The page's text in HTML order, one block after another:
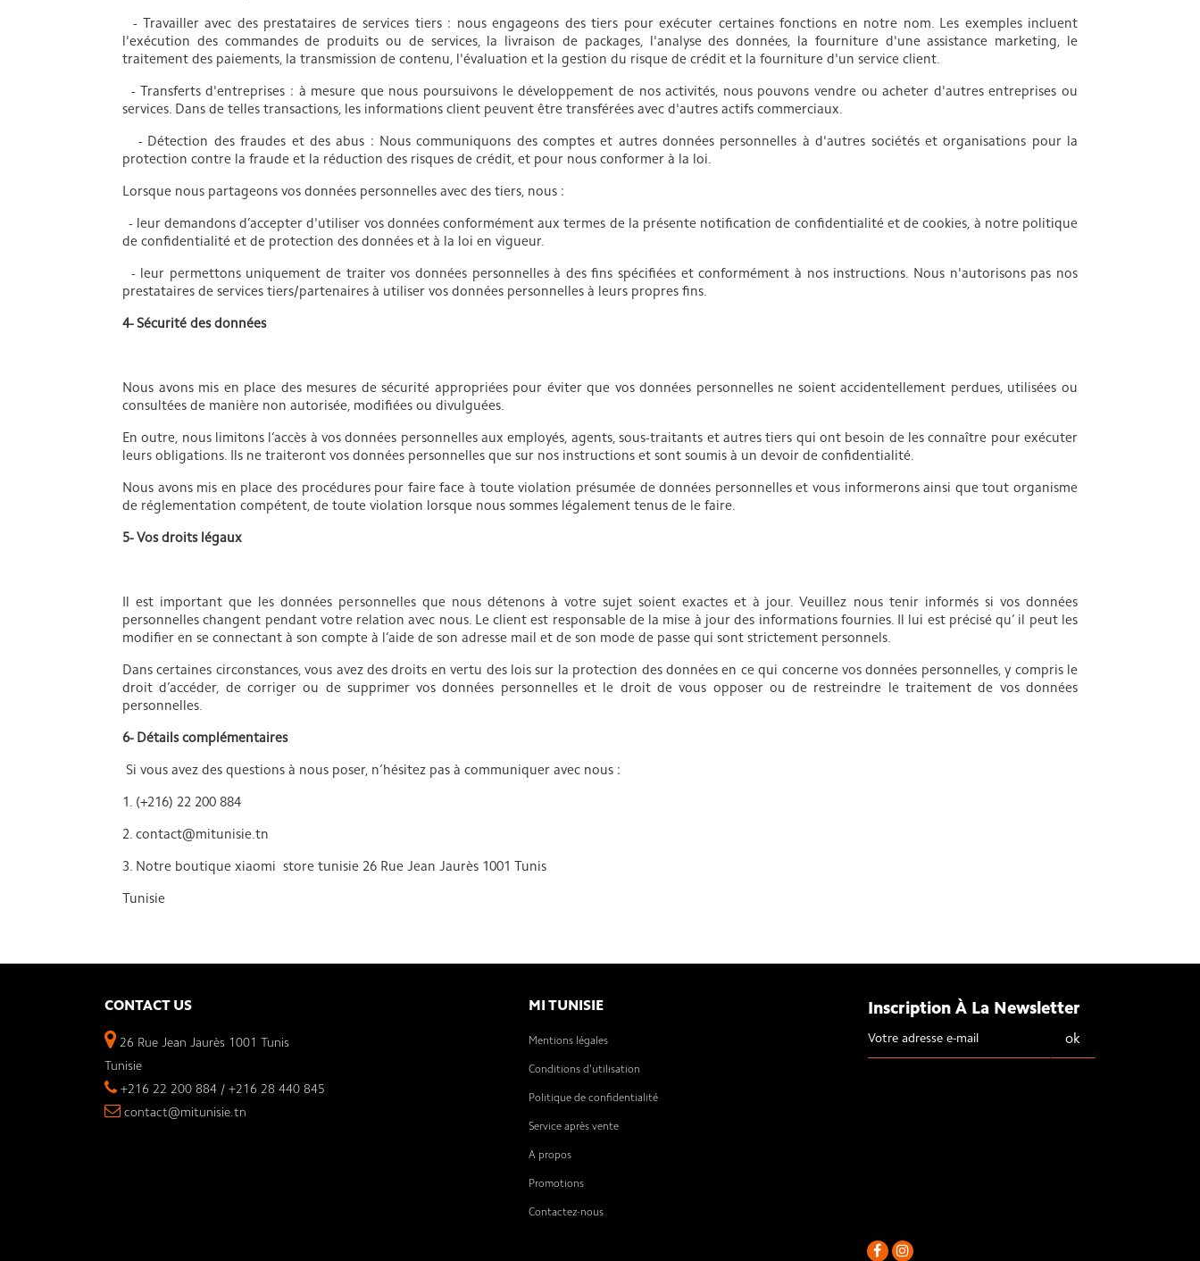
- Travailler avec des prestataires de services tiers : nous engageons des tiers pour exécuter certaines fonctions en notre nom. Les exemples incluent
l'exécution des commandes de produits ou de services, la livraison de packages, l'analyse des données, la fourniture d'une assistance marketing, le
traitement des paiements, la transmission de contenu, l'évaluation et la gestion du risque de crédit et la fourniture d'un service client.
- Transferts d'entreprises : à mesure que nous poursuivons le développement de nos activités, nous pouvons vendre ou acheter d'autres entreprises ou
services. Dans de telles transactions, les informations client peuvent être transférées avec d'autres actifs commerciaux.
- Détection des fraudes et des abus : Nous communiquons des comptes et autres données personnelles à d'autres sociétés et organisations pour la
protection contre la fraude et la réduction des risques de crédit, et pour nous conformer à la loi.
Lorsque nous partageons vos données personnelles avec des tiers, nous :
- leur demandons d’accepter d'utiliser vos données conformément aux termes de la présente notification de confidentialité et de cookies, à notre politique
de confidentialité et de protection des données et à la loi en vigueur.
- leur permettons uniquement de traiter vos données personnelles à des fins spécifiées et conformément à nos instructions. Nous n'autorisons pas nos
prestataires de services tiers/partenaires à utiliser vos données personnelles à leurs propres fins.
4- Sécurité des données
Nous avons mis en place des mesures de sécurité appropriées pour éviter que vos données personnelles ne soient accidentellement perdues, utilisées ou
consultées de manière non autorisée, modifiées ou divulguées.
En outre, nous limitons l’accès à vos données personnelles aux employés, agents, sous-traitants et autres tiers qui ont besoin de les connaître pour exécuter
leurs obligations. Ils ne traiteront vos données personnelles que sur nos instructions et sont soumis à un devoir de confidentialité.
Nous avons mis en place des procédures pour faire face à toute violation présumée de données personnelles et vous informerons ainsi que tout organisme
de réglementation compétent, de toute violation lorsque nous sommes légalement tenus de le faire.
5- Vos droits légaux
Il est important que les données personnelles que nous détenons à votre sujet soient exactes et à jour. Veuillez nous tenir informés si vos données
personnelles changent pendant votre relation avec nous. Le client est responsable de la mise à jour des informations fournies. Il lui est précisé qu’ il peut les
modifier en se connectant à son compte à l’aide de son adresse mail et de son mode de passe qui sont strictement personnels.
Dans certaines circonstances, vous avez des droits en vertu des lois sur la protection des données en ce qui concerne vos données personnelles, y compris le
droit d’accéder, de corriger ou de supprimer vos données personnelles et le droit de vous opposer ou de restreindre le traitement de vos données
personnelles.
6- Détails complémentaires
Si vous avez des questions à nous poser, n’hésitez pas à communiquer avec nous :
1. (+216) 22 200 884
2. contact@mitunisie.tn
3. Notre boutique xiaomi store tunisie 26 Rue Jean Jaurès 1001 Tunis
Tunisie
CONTACT US
26 Rue Jean Jaurès 1001 Tunis
Tunisie
+216 22 200 884 / +216 28 440 845
contact@mitunisie.tn
MI TUNISIE
Mentions légales
Conditions d'utilisation
Politique de confidentialité
Service après vente
A propos
Promotions
Contactez-nous
Inscription À La Newsletter